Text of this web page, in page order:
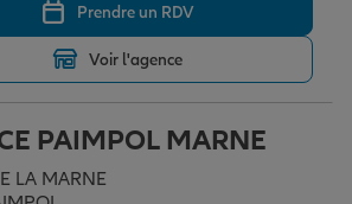
Prendre un RDV
Voir l'agence
PAIMPOL MARNE
LA MARNE